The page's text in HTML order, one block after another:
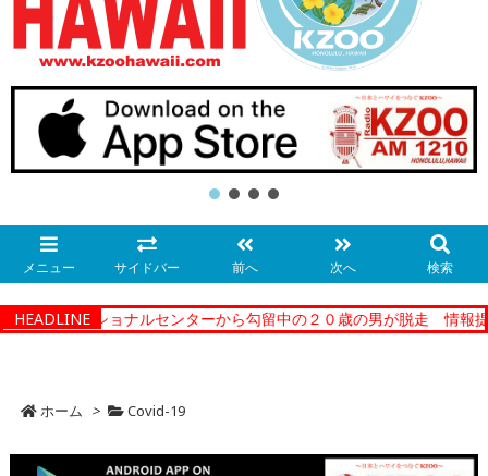
メニュー サイドバー 前へ 次へ 検索
HEADLINE
ーコレクショナルセンターから勾留中の２０歳の男が脱走 情報提
ホーム > Covid-19